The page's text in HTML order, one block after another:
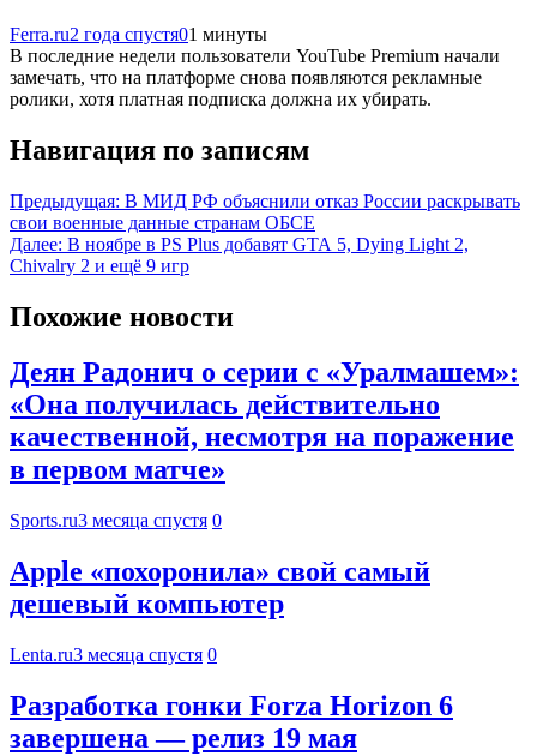
Ferra.ru2 года спустя01 минуты
В последние недели пользователи YouTube Premium начали
замечать, что на платформе снова появляются рекламные
ролики, хотя платная подписка должна их убирать.
Навигация по записям
Предыдущая: В МИД РФ объяснили отказ России раскрывать
свои военные данные странам ОБСЕ
Далее: В ноябре в PS Plus добавят GTA 5, Dying Light 2,
Chivalry 2 и ещё 9 игр
Похожие новости
Деян Радонич о серии с «Уралмашем»:
«Она получилась действительно
качественной, несмотря на поражение
в первом матче»
Sports.ru3 месяца спустя 0
Apple «похоронила» свой самый
дешевый компьютер
Lenta.ru3 месяца спустя 0
Разработка гонки Forza Horizon 6
завершена — релиз 19 мая